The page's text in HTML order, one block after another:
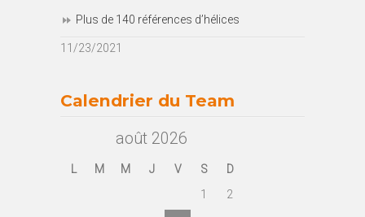
Plus de 140 références d’hélices
11/23/2021
Calendrier du Team
août 2026
L M M J V S
D
1
2